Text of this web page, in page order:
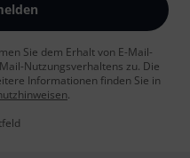
Sie dem Erhalt von E-Mail-
Nutzungsverhaltens zu. Die
Informationen finden Sie in
.